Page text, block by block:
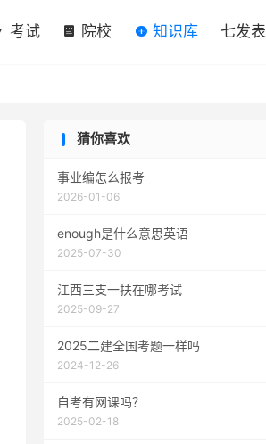
考试 院校 知识库 七发表
猜你喜欢
事业编怎么报考
2026-01-06
enough是什么意思英语
2025-07-30
江西三支一扶在哪考试
2025-09-27
2025二建全国考题一样吗
2024-12-26
自考有网课吗？
2025-02-18